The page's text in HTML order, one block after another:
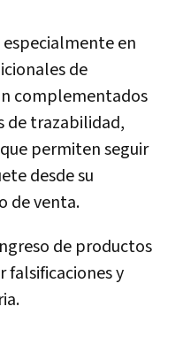
en
de
complementados
de trazabilidad,
permiten seguir
desde su
de venta.
de productos
y